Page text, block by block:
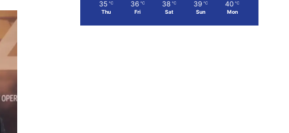
35 ℃
Thu
36 ℃
Fri
38 ℃
Sat
39 ℃
Sun
40 ℃
Mon